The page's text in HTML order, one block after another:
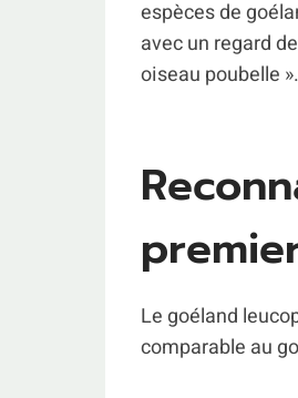
espèces de
avec un regard
oiseau poubelle ».
Le goéland
comparable au